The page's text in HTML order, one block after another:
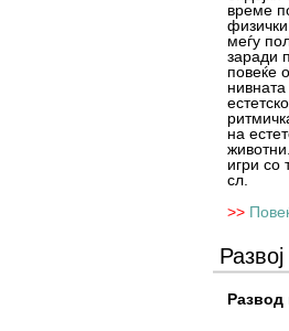
време
физички
меѓу
заради
повеќе
на
игри со
сл.
>>
Развод